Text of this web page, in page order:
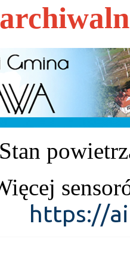
Stan
https://